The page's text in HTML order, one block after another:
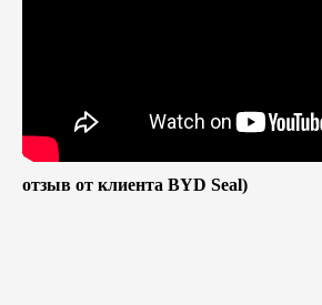
отзыв от клиента BYD Seal)